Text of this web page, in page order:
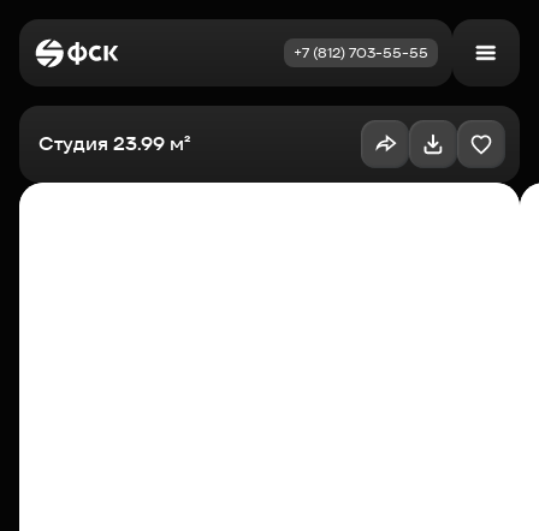
+7 (812) 703-55-55
Студия 23.99 м²